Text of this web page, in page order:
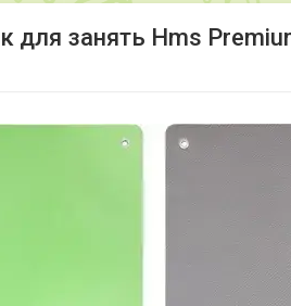
для занять Hms